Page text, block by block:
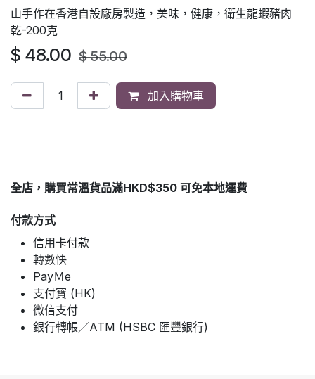
山手作在香港自設廠房製造，美味，健康，衛生龍蝦豬肉
乾-200克
$ 48.00 $55.00
加入購物車
全店，購買常溫貨品滿HKD$350 可免本地運費
付款方式
信用卡付款
轉數快
PayＭe
支付寶 (HK)
微信支付
銀行轉帳／ATM (HSBC 匯豐銀行)